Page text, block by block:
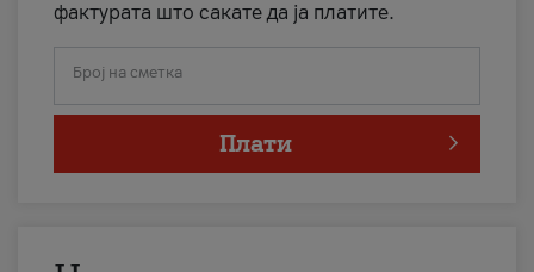
фактурата што сакате да ја платите.
Број на сметка
Плати